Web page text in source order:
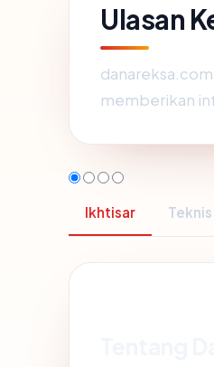
Ulasan
memberikan
Ikhtisar Teknis